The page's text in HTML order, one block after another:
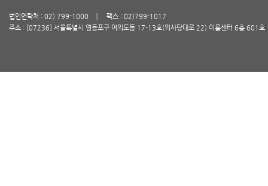
법인연락처 : 02) 799-1000
팩스 : 02)799-1017
주소 : [07236] 서울특별시 영등포구 여의도동 17-13호(의사당대로 22) 이룸센터 6층 601호